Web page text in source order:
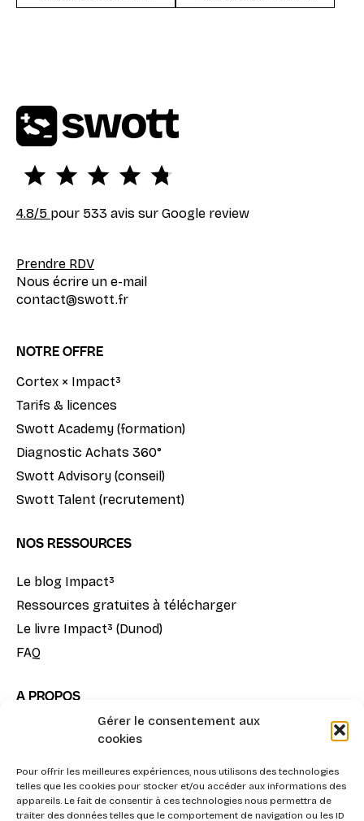
Gérer le consentement aux
cookies
Pour offrir les meilleures expériences, nous utilisons des technologies
telles que les cookies pour stocker et/ou accéder aux informations des
appareils. Le fait de consentir à ces technologies nous permettra de
traiter des données telles que le comportement de navigation ou les ID
4.8/5 pour 533 avis sur Google review
Prendre RDV
Nous écrire un e-mail
contact@swott.fr
NOTRE OFFRE
Cortex × Impact³
Tarifs & licences
Swott Academy (formation)
Diagnostic Achats 360°
Swott Advisory (conseil)
Swott Talent (recrutement)
NOS RESSOURCES
Le blog Impact³
Ressources gratuites à télécharger
Le livre Impact³ (Dunod)
FAQ
A PROPOS
Notre mission
Nous contacter